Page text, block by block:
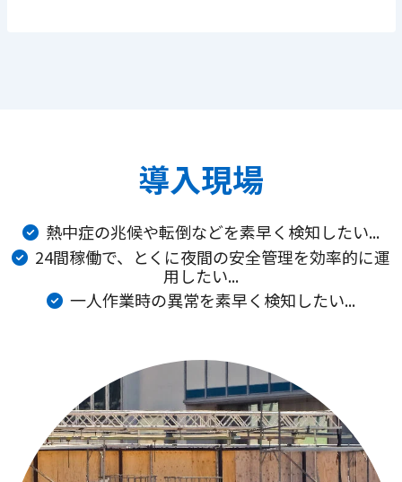
導入現場
熱中症の兆候や転倒などを素早く検知したい...
24間稼働で、とくに夜間の安全管理を効率的に運
用したい...
一人作業時の異常を素早く検知したい...